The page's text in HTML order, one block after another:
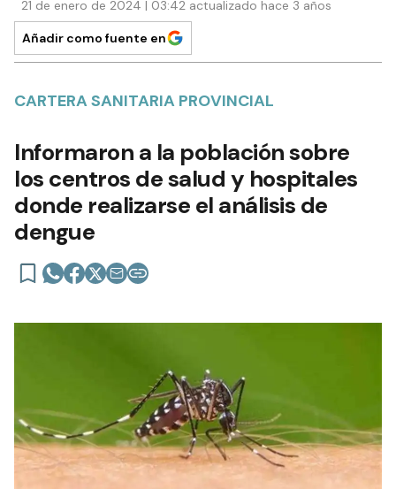
21 de enero de 2024 | 03:42 actualizado hace 3 años
Añadir como fuente en
CARTERA SANITARIA PROVINCIAL
Informaron a la población sobre
los centros de salud y hospitales
donde realizarse el análisis de
dengue